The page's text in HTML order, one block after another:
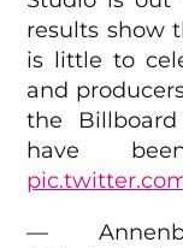
results show
is little to
and
the
have
—